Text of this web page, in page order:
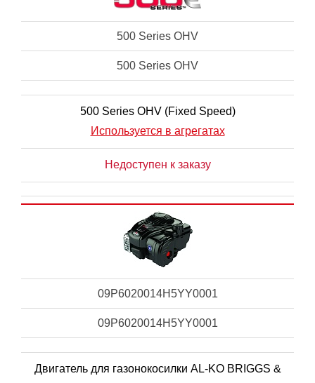
500 Series OHV
500 Series OHV
500 Series OHV (Fixed Speed)
Используется в агрегатах
Недоступен к заказу
09P6020014H5YY0001
09P6020014H5YY0001
Двигатель для газонокосилки AL-KO BRIGGS &